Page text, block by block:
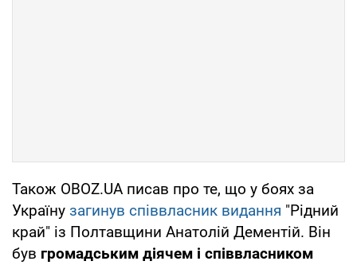
Також OBOZ.UA писав про те, що у боях за
Україну загинув співвласник видання "Рідний
край" із Полтавщини Анатолій Дементій. Він
був громадським діячем і співвласником